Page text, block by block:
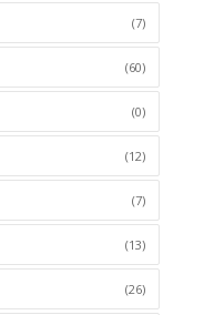
(7)
(60)
(0)
(12)
(7)
(13)
(26)